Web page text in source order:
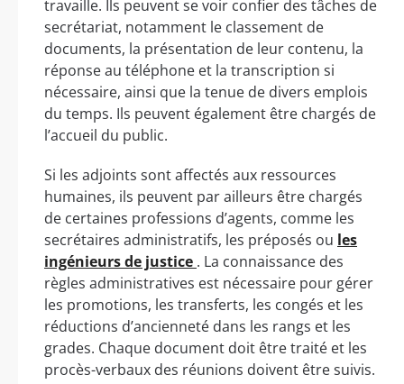
travaille. Ils peuvent se voir confier des tâches de
secrétariat, notamment le classement de
documents, la présentation de leur contenu, la
réponse au téléphone et la transcription si
nécessaire, ainsi que la tenue de divers emplois
du temps. Ils peuvent également être chargés de
l’accueil du public.
Si les adjoints sont affectés aux ressources
humaines, ils peuvent par ailleurs être chargés
de certaines professions d’agents, comme les
secrétaires administratifs, les préposés ou les
ingénieurs de justice . La connaissance des
règles administratives est nécessaire pour gérer
les promotions, les transferts, les congés et les
réductions d’ancienneté dans les rangs et les
grades. Chaque document doit être traité et les
procès-verbaux des réunions doivent être suivis.